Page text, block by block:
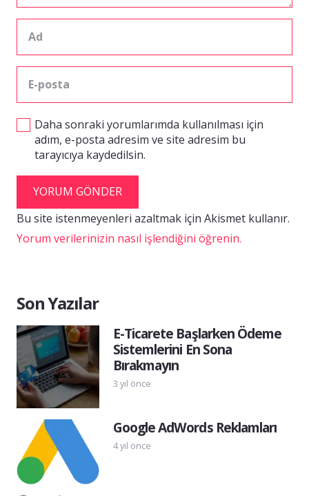
Daha sonraki yorumlarımda kullanılması için
adım, e-posta adresim ve site adresim bu
tarayıcıya kaydedilsin.
YORUM GÖNDER
Bu site istenmeyenleri azaltmak için Akismet kullanır.
Yorum verilerinizin nasıl işlendiğini öğrenin.
Son Yazılar
E-Ticarete Başlarken Ödeme
Sistemlerini En Sona
Bırakmayın
3 yıl önce
Google AdWords Reklamları
4 yıl önce